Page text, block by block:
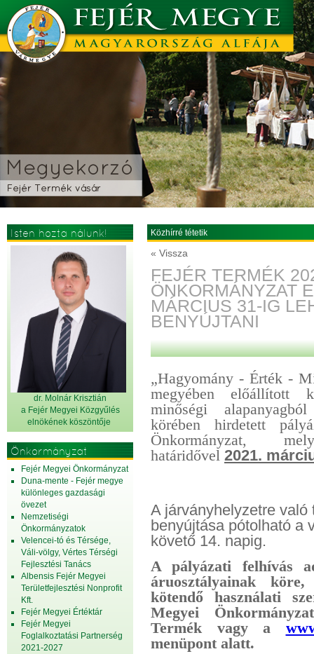
Isten hozta nálunk!
dr. Molnár Krisztián
a Fejér Megyei Közgyűlés
elnökének köszöntője
Önkormányzat
Fejér Megyei Önkormányzat
Duna-mente - Fejér megye
különleges gazdasági
övezet
Nemzetiségi
Önkormányzatok
Velencei-tó és Térsége,
Váli-völgy, Vértes Térségi
Fejlesztési Tanács
Albensis Fejér Megyei
Területfejlesztési Nonprofit
Kft.
Fejér Megyei Értéktár
Fejér Megyei
Foglalkoztatási Partnerség
2021-2027
Közhírré tétetik
« Vissza
FEJÉR TERMÉK
ÖNKORMÁNYZAT
MÁRCIUS 31-IG
BENYÚJTANI
„Hagyomány - Érték -
megyében előállított
minőségi
körében hirdetett
Önkormányzat,
határidővel 2021.
A járványhelyzetre
benyújtása pótolható a
követő 14. napig.
A pályázati felhívás
áruosztályainak
kötendő használati
Megyei
Termék vagy a
menüpont alatt.